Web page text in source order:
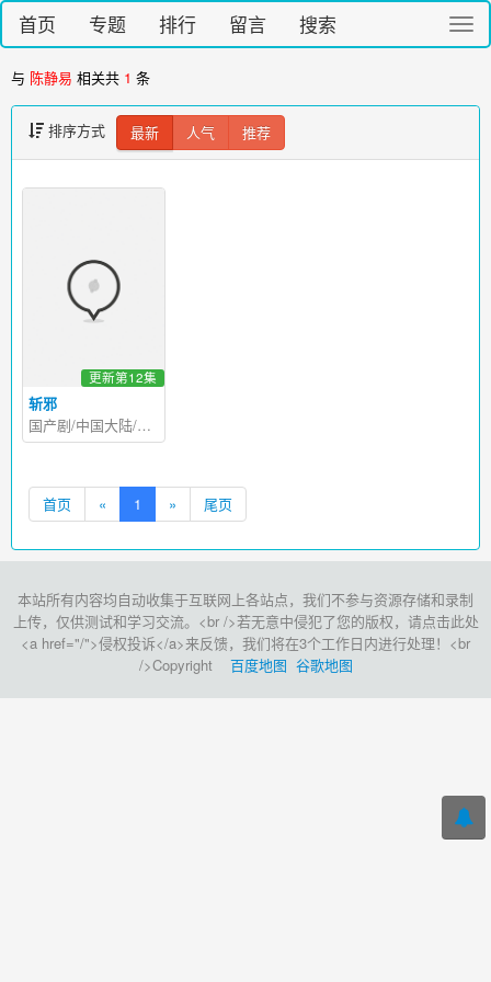
切
换
首页 专题 排行 留言 搜索
与 陈静易 相关共 1 条
排序方式 最新 人气 推荐
斩邪
更新第12集
国产剧/中国大陆/2026
首页 « 1 » 尾页
本站所有内容均自动收集于互联网上各站点，我们不参与资源存储和录制
上传，仅供测试和学习交流。<br />若无意中侵犯了您的版权，请点击此处
<a href="/">侵权投诉</a>来反馈，我们将在3个工作日内进行处理！<br
/>Copyright 百度地图 谷歌地图